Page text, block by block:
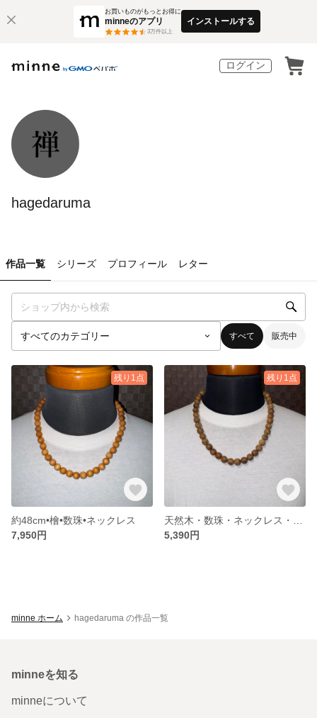
お買いものがもっとお得に
minneのアプリ
3万件以上
インストールする
ログイン
hagedaruma
作品一覧 シリーズ プロフィール レター
すべて 販売中
残り1点
約48cm•檜•数珠•ネックレス
7,950円
残り1点
5,390円
minne ホーム hagedaruma の作品一覧
minneを知る
minneについて